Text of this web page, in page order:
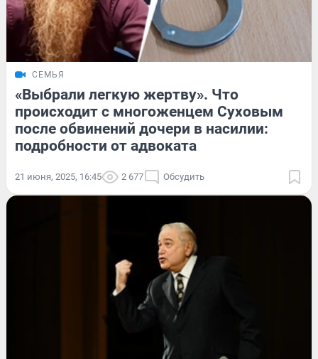
СЕМЬЯ
«Выбрали легкую жертву». Что
происходит с многоженцем Суховым
после обвинений дочери в насилии:
подробности от адвоката
21 июня, 2025, 16:45 2 677 Обсудить